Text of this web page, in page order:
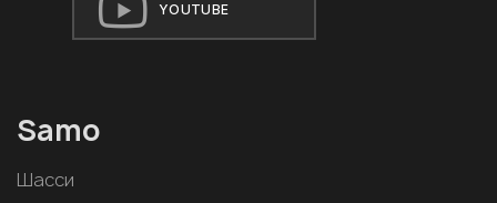
YOUTUBE
Samo
Шасси